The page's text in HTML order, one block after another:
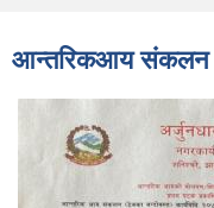
आन्तरिकआय संकलन